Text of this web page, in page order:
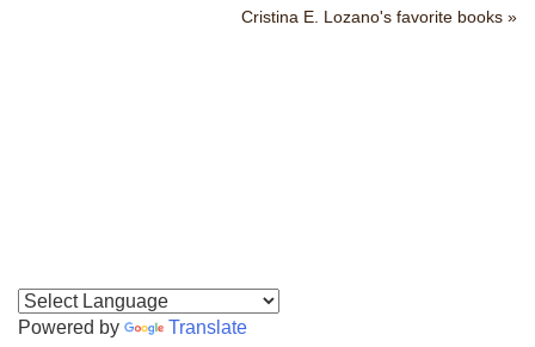
Cristina E. Lozano's favorite books »
Powered by Translate